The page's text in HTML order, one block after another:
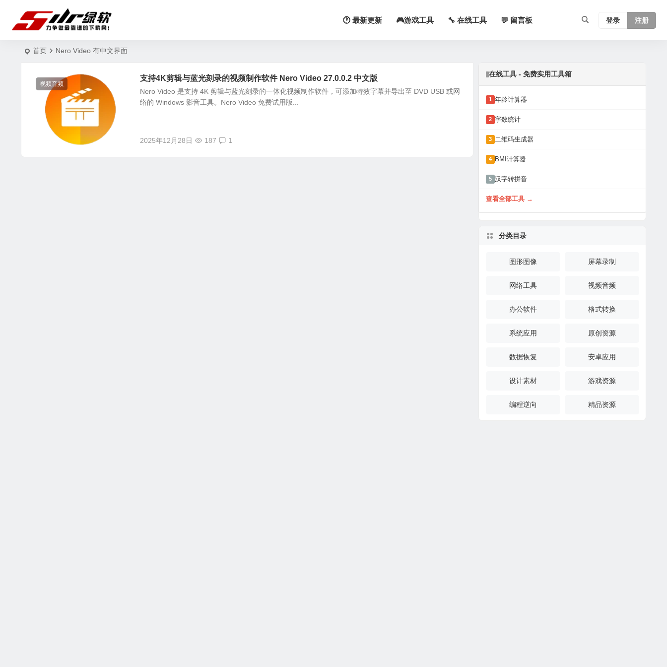
🕐 最新更新 🎮游戏工具 🔧 在线工具 💬 留言板 登录 注册
首页 Nero Video 有中文界面
视频音频
支持4K剪辑与蓝光刻录的视频制作软件 Nero Video 27.0.0.2 中文版
Nero Video 是支持 4K 剪辑与蓝光刻录的一体化视频制作软件，可添加特效字幕并导出至 DVD USB 或网
络的 Windows 影音工具。Nero Video 免费试用版...
2025年12月28日 187 1
在线工具 - 免费实用工具箱
1 年龄计算器
2 字数统计
3 二维码生成器
4 BMI计算器
5 汉字转拼音
查看全部工具 →
分类目录
图形图像 屏幕录制
网络工具 视频音频
办公软件 格式转换
系统应用 原创资源
数据恢复 安卓应用
设计素材 游戏资源
编程逆向 精品资源